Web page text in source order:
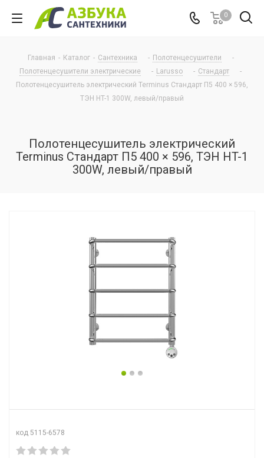
0
Главная - Каталог - Сантехника - Полотенцесушители
-
Полотенцесушители электрические
- Larusso - Стандарт
-
Полотенцесушитель электрический Terminus Стандарт П5 400 × 596,
ТЭН HT-1 300W, левый/правый
Полотенцесушитель электрический
Terminus Стандарт П5 400 × 596, ТЭН HT-1
300W, левый/правый
код 5115-6578